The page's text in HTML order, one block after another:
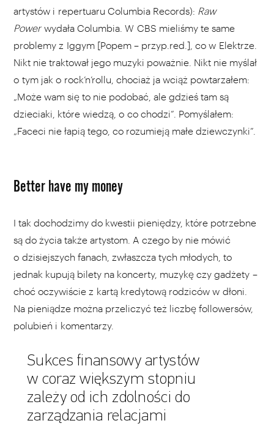
artystów i repertuaru Columbia Records): Raw
Powerwydała Columbia. W CBS mieliśmy te same
problemy z Iggym [Popem – przyp.red.], co w Elektrze.
Nikt nie traktował jego muzyki poważnie. Nikt nie myślał
o tym jak o rock’n’rollu, chociaż ja wciąż powtarzałem:
„Może wam się to nie podobać, ale gdzieś tam są
dzieciaki, które wiedzą, o co chodzi”. Pomyślałem:
„Faceci nie łapią tego, co rozumieją małe dziewczynki”.
Better have my money
I tak dochodzimy do kwestii pieniędzy, które potrzebne
są do życia także artystom. A czego by nie mówić
o dzisiejszych fanach, zwłaszcza tych młodych, to
jednak kupują bilety na koncerty, muzykę czy gadżety –
choć oczywiście z kartą kredytową rodziców w dłoni.
Na pieniądze można przeliczyć też liczbę followersów,
polubień i komentarzy.
Sukces finansowy artystów
w coraz większym stopniu
zależy od ich zdolności do
zarządzania relacjami